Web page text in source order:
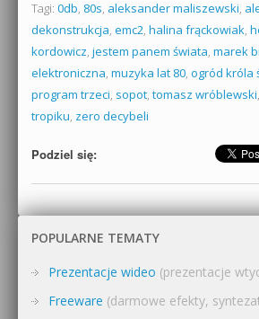
Tagi: 0db, 80s, aleksander maliszewski,
dekonstrukcja, emc2, halina frąckowiak,
kordowicz, jestem panem świata, marek
elektroniczna, muzyka lat 80, ogród króla
program trzeci, sopot, tomasz wróblewski,
tropiku, zero decybeli
Podziel się:
POPULARNE TEMATY
Prezentacje wideo (prezentacje
Freeware (darmowe efekty,